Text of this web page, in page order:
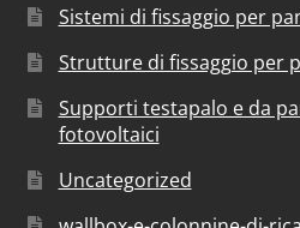
Sistemi di fissaggio per
Strutture di fissaggio per
Supporti testapalo e da
fotovoltaici
Uncategorized